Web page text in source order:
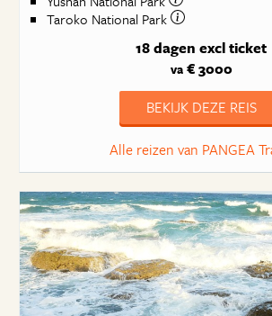
Taroko National Park
18 dagen excl ticket
va€ 3000
BEKIJK DEZE REIS
Alle reizen van PANGEA